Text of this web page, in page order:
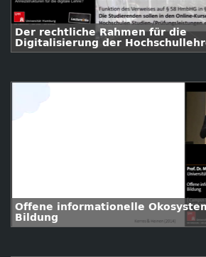
Der rechtliche Rahmen für die
Digitalisierung der
Hamburg
Offene informationelle
Bildung